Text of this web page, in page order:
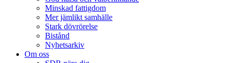
Minskad fattigdom
Mer jämlikt samhälle
Stark dövrörelse
Bistånd
Nyhetsarkiv
Om oss